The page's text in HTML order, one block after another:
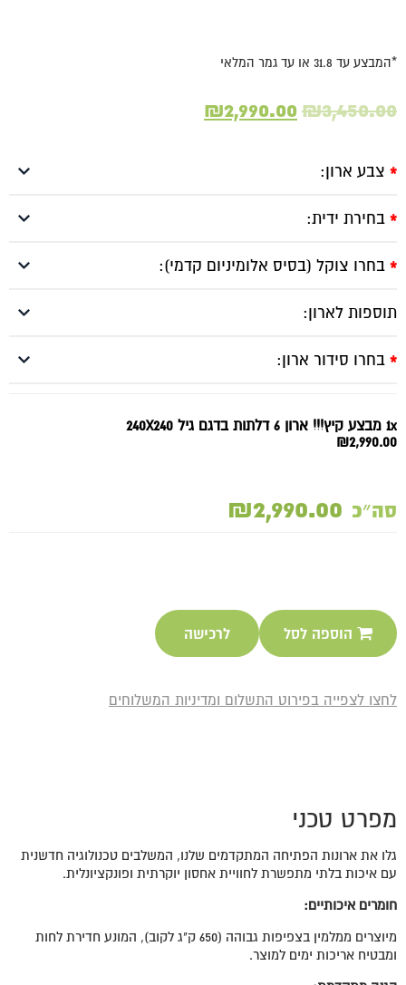
*המבצע עד 31.8 או עד גמר המלאי
₪3,450.00
המחיר
₪2,990.00
* צבע ארון:
* בחירת ידית:
* בחרו צוקל (בסיס אלומיניום קדמי):
תוספות לארון:
* בחרו סידור ארון:
1x מבצע קיץ!!! ארון 6 דלתות בדגם גיל 240X240
₪2,990.00
סה״כ ₪2,990.00
הוספה לסל לרכישה
לחצו לצפייה בפירוט התשלום ומדיניות המשלוחים
מפרט טכני
גלו את ארונות הפתיחה המתקדמים שלנו, המשלבים טכנולוגיה חדשנית
עם איכות בלתי מתפשרת לחוויית אחסון יוקרתית ופונקציונלית.
חומרים איכותיים:
מיוצרים ממלמין בצפיפות גבוהה (650 ק"ג לקוב), המונע חדירת לחות
ומבטיח אריכות ימים למוצר.